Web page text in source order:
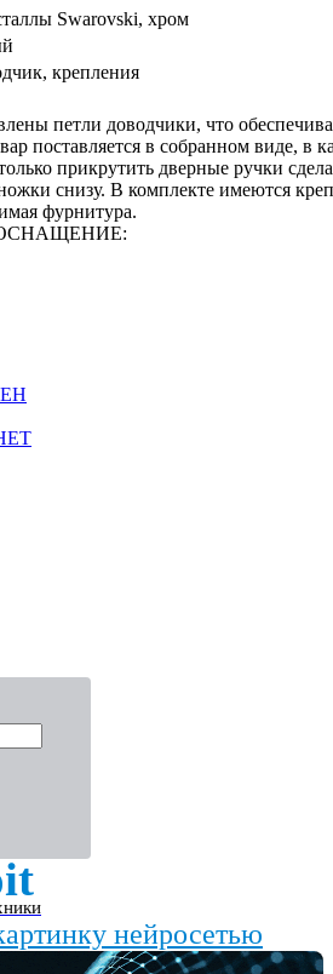
Swarovski, хром
крепления
петли доводчики, что
поставляется в собранном виде, в
прикрутить дверные ручки
снизу. В комплекте имеются
фурнитура.
нейросетью